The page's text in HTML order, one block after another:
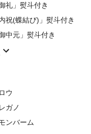
御礼」熨斗付き
内祝(蝶結び)」熨斗付き
御中元」熨斗付き
ウ
ガノ
ンバーム